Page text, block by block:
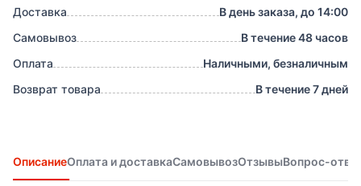
Доставка
В день заказа, до 14:00
Самовывоз
В течение 48 часов
Оплата
Наличными, безналичным
Возврат товара
В течение 7 дней
ОписаниеОплата и доставкаСамовывозОтзывыВопрос-